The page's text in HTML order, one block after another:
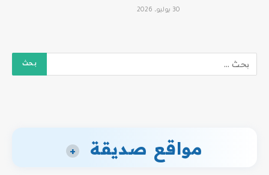
30 يوليو، 2026
مواقع صديقة +